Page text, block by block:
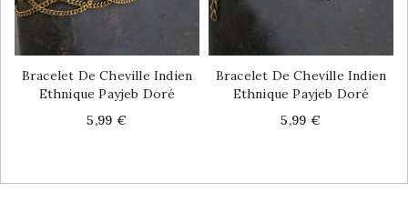
Bracelet De Cheville Indien
Ethnique Payjeb Doré
Price
5,99 €
Bracelet De Cheville Indien
Ethnique Payjeb Doré
Price
5,99 €